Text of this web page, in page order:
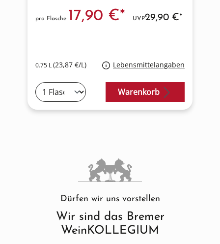
0.75 L(23,87 €/L) Lebensmittelangaben
pro Flasche 17,90 €* UVP29,90 €*
Warenkorb
Dürfen wir uns vorstellen
Wir sind das Bremer
WeinKOLLEGIUM